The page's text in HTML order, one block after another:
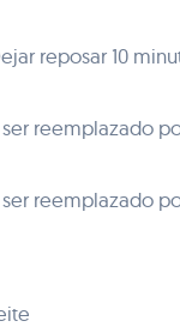
reposar 10
reemplazado
reemplazado